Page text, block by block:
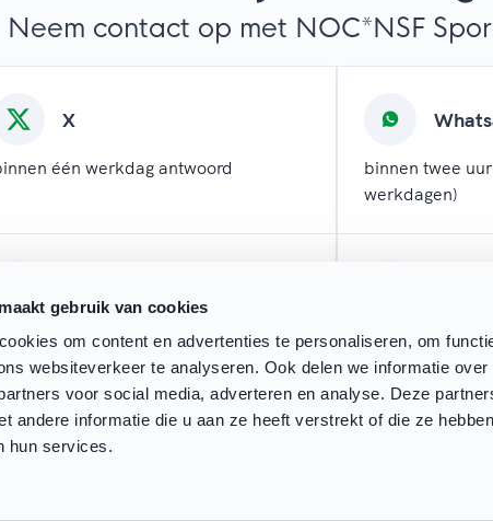
gebruik van cookies
om content en advertenties te personaliseren, om
websiteverkeer te analyseren. Ook delen we informatie
voor social media, adverteren en analyse. Deze
andere informatie die u aan ze heeft verstrekt of die ze
hun services.
Neem contact op met NOC*NSF
X
één werkdag antwoord
binnen twee
werkdagen)
twee werkdagen antwoord direct antwoord